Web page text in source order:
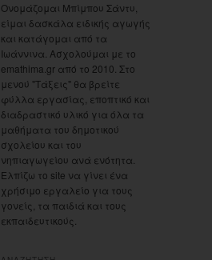
Ονομάζομαι Μπίμπου Σάντυ,
είμαι δασκάλα ειδικής αγωγής
και κατάγομαι από τα
Ιωάννινα. Ασχολούμαι με το
emathima.gr από το 2010. Στο
μενού "Τάξεις" θα βρείτε
φύλλα εργασίας, εποπτικό και
διαδραστικό υλικό για όλα τα
μαθήματα του δημοτικού
σχολείου και του
νηπιαγωγείου ανά ενότητα.
Ελπίζω το site να γίνει ένα
χρήσιμο εργαλείο για τους
γονείς, τα παιδιά και τους
εκπαιδευτικούς.